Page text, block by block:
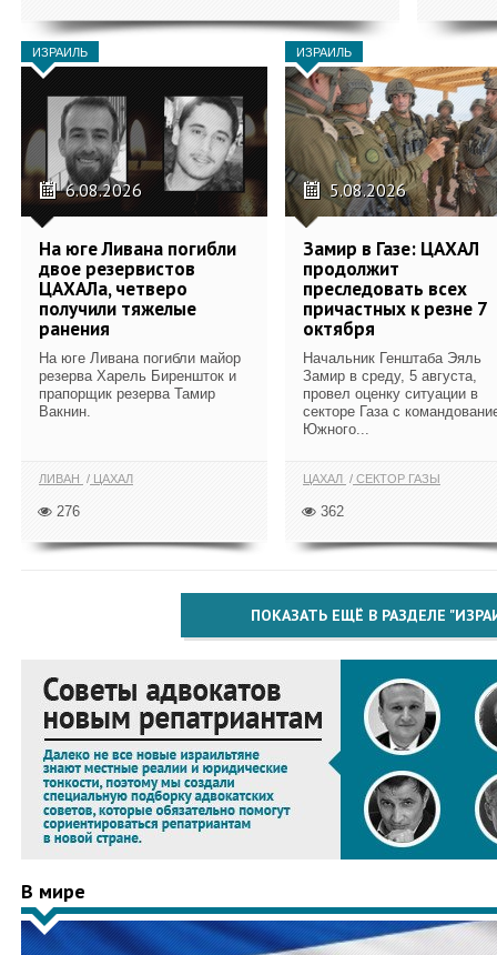
ИЗРАИЛЬ
6.08.2026
На юге Ливана погибли
двое резервистов
ЦАХАЛа, четверо
получили тяжелые
ранения
На юге Ливана погибли майор
резерва Харель Биреншток и
прапорщик резерва Тамир
Вакнин.
ЛИВАН ЦАХАЛ
276
ИЗРАИЛЬ
5.08.2026
Замир в Газе: ЦАХАЛ
продолжит
преследовать всех
причастных к резне 7
октября
Начальник Генштаба Эяль
Замир в среду, 5 августа,
провел оценку ситуации в
секторе Газа с
Южного...
ЦАХАЛ СЕКТОР ГАЗЫ
362
ПОКАЗАТЬ ЕЩЁ В РАЗДЕЛЕ
В мире